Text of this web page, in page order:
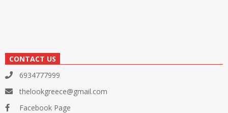
CONTACT US
6934777999
thelookgreece@gmail.com
Facebook Page